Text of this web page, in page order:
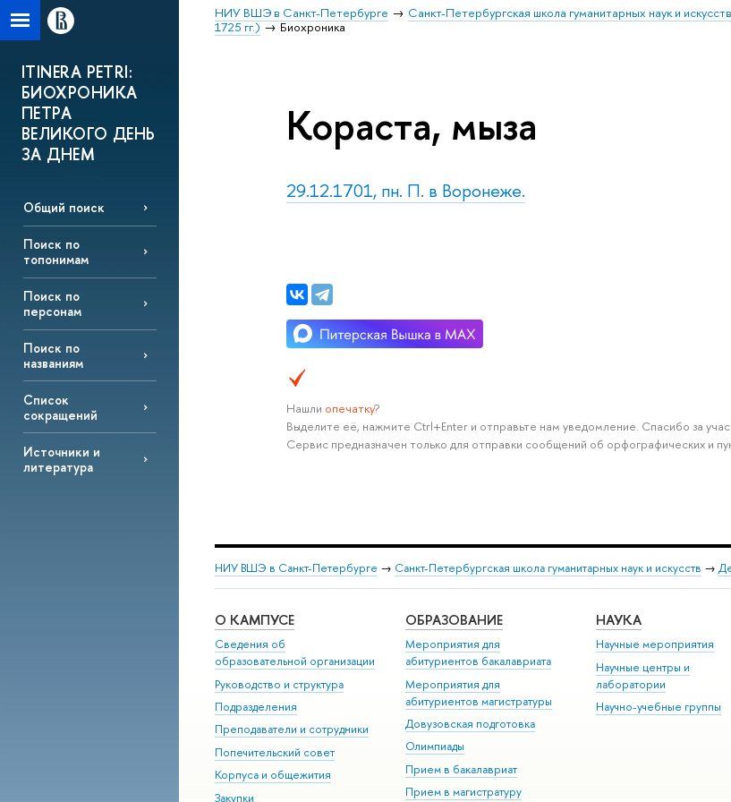
НИУ ВШЭ в Санкт-Петербурге Санкт-Петербургская школа гуманитарных наук и искусств
1725 гг.)
Биохроника
ITINERA PETRI:
БИОХРОНИКА
ПЕТРА
ВЕЛИКОГО ДЕНЬ
ЗА ДНЕМ
Общий поиск
Поиск по
топонимам
Поиск по
персонам
Поиск по
названиям
Список
сокращений
Источники и
литература
Кораста, мыза
29.12.1701, пн. П. в Воронеже.
Нашли опечатку?
Выделите её, нажмите Ctrl+Enter и отправьте нам уведомление. Спасибо за
Сервис предназначен только для отправки сообщений об орфографических и
НИУ ВШЭ в Санкт-Петербурге → Санкт-Петербургская школа гуманитарных наук и искусств →
О КАМПУСЕ
Сведения об
образовательной организации
Руководство и структура
Подразделения
Преподаватели и сотрудники
Попечительский совет
Корпуса и общежития
Закупки
ОБРАЗОВАНИЕ
Мероприятия для
абитуриентов бакалавриата
Мероприятия для
абитуриентов магистратуры
Довузовская подготовка
Олимпиады
Прием в бакалавриат
Прием в магистратуру
НАУКА
Научные мероприятия
Научные центры и
лаборатории
Научно-учебные группы